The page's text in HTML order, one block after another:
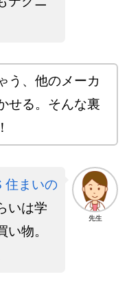
う、他のメーカ
せる。そんな裏
先生
住まいの
いは学
物。